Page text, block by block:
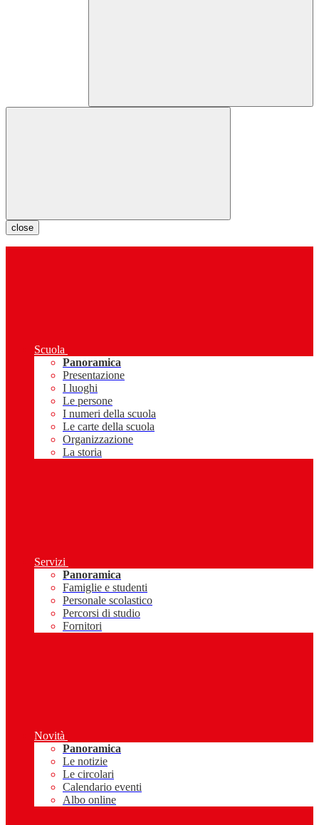
close
Scuola
Panoramica
Presentazione
I luoghi
Le persone
I numeri della scuola
Le carte della scuola
Organizzazione
La storia
Servizi
Panoramica
Famiglie e studenti
Personale scolastico
Percorsi di studio
Fornitori
Novità
Panoramica
Le notizie
Le circolari
Calendario eventi
Albo online